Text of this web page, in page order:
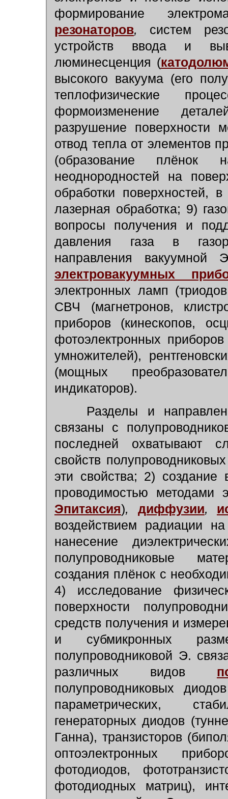
формирование
резонаторов,
систем
устройств ввода и
люминесценция (
высокого вакуума (его
теплофизические
формоизменение
разрушение поверхности
отвод тепла от элементов
(образование плёнок
неоднородностей на
обработки поверхностей,
лазерная обработка; 9)
вопросы получения и
давления газа в
направления вакуумной
электровакуумных
электронных ламп
СВЧ (магнетронов,
приборов (кинескопов,
фотоэлектронных
умножителей),
(мощных
индикаторов).
Разделы и
связаны с
последней охватывают
свойств
эти свойства; 2) создание
проводимостью методами
Эпитаксия), диффузии,
воздействием радиации
нанесение
полупроводниковые
создания плёнок с
4) исследование
поверхности
средств получения и
и субмикронных
полупроводниковой Э.
различных видов
полупроводниковых
параметрических,
генераторных диодов
Ганна), транзисторов
оптоэлектронных
фотодиодов,
фотодиодных матриц),